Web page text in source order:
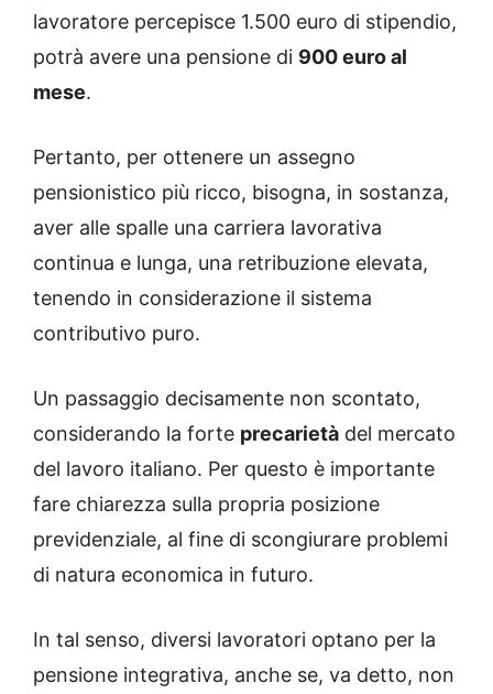
lavoratore percepisce 1.500 euro di stipendio,
potrà avere una pensione di 900 euro al
mese.
Pertanto, per ottenere un assegno
pensionistico più ricco, bisogna, in sostanza,
aver alle spalle una carriera lavorativa
continua e lunga, una retribuzione elevata,
tenendo in considerazione il sistema
contributivo puro.
Un passaggio decisamente non scontato,
considerando la forte precarietà del mercato
del lavoro italiano. Per questo è importante
fare chiarezza sulla propria posizione
previdenziale, al fine di scongiurare problemi
di natura economica in futuro.
In tal senso, diversi lavoratori optano per la
pensione integrativa, anche se, va detto, non